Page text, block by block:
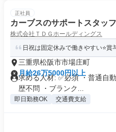
正社員
カーブスのサポートスタッ
株式会社ＴＤＧホールディングス
日祝は固定休みで働きやすい⭐️
三重県松阪市市場庄町
月給26万5000円以上
求める人材: ✅必須 ・普通自
歴不問 ・ブランク...
即日勤務OK 交通費支給